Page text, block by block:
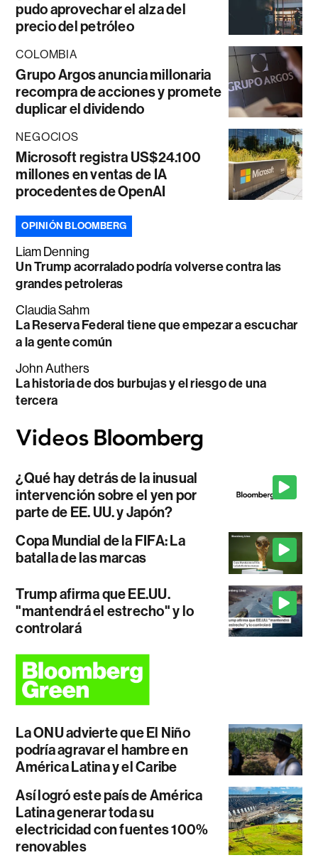
pudo aprovechar el alza del
precio del petróleo
COLOMBIA
Grupo Argos anuncia millonaria
recompra de acciones y promete
duplicar el dividendo
NEGOCIOS
Microsoft registra US$24.100
millones en ventas de IA
procedentes de OpenAI
OPINIÓN BLOOMBERG
Liam Denning
Un Trump acorralado podría volverse contra las
grandes petroleras
Claudia Sahm
La Reserva Federal tiene que empezar a escuchar
a la gente común
John Authers
La historia de dos burbujas y el riesgo de una
tercera
¿Qué hay detrás de la inusual
intervención sobre el yen por
parte de EE. UU. y Japón?
Copa Mundial de la FIFA: La
batalla de las marcas
Trump afirma que EE.UU.
"mantendrá el estrecho" y lo
controlará
La ONU advierte que El Niño
podría agravar el hambre en
América Latina y el Caribe
Así logró este país de América
Latina generar toda su
electricidad con fuentes 100%
renovables